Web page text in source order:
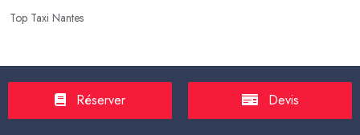
Top Taxi Nantes
Tarif Course TaxiRéserver Devis